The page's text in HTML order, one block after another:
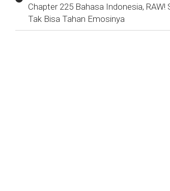
Chapter 225 Bahasa Indonesia, RAW!
Tak Bisa Tahan Emosinya